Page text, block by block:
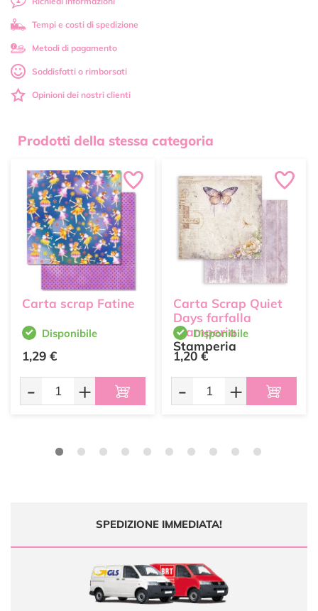
Tempi e costi di spedizione
Metodi di pagamento
Soddisfatti o rimborsati
Opinioni dei nostri clienti
Prodotti della stessa categoria
Carta scrap Fatine
Disponibile
1,29 €
- +
Carta Scrap Quiet
Days farfalla
Stamperia
Stamperia
Disponibile
1,20 €
- +
SPEDIZIONE IMMEDIATA!